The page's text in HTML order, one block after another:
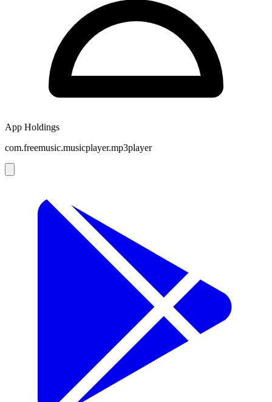
App Holdings
com.freemusic.musicplayer.mp3player